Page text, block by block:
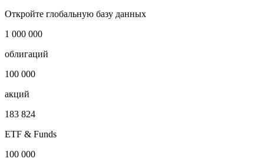
Откройте глобальную базу данных
1 000 000
облигаций
100 000
акций
183 824
ETF & Funds
100 000